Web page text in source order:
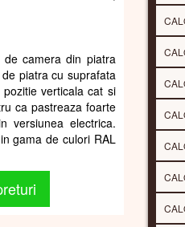
de camera din piatra
piatra cu suprafata
verticala cat si
ca pastreaza foarte
versiunea electrica.
gama de culori RAL